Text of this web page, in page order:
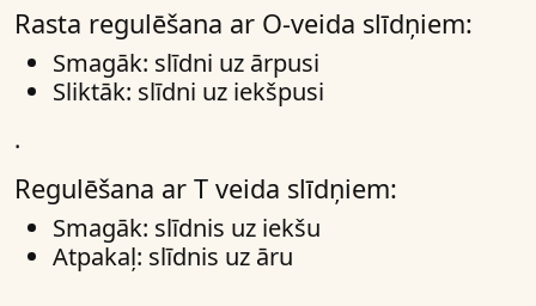
Rasta regulēšana ar O-veida slīdņiem:
Smagāk: slīdni uz ārpusi
Sliktāk: slīdni uz iekšpusi
.
Regulēšana ar T veida slīdņiem:
Smagāk: slīdnis uz iekšu
Atpakaļ: slīdnis uz āru